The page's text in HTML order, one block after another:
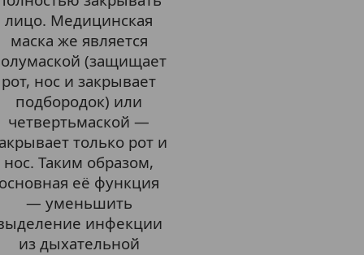
лицо. Медицинская
маска же является
(защищает
рот, нос и закрывает
подбородок) или
четвертьмаской —
только рот и
нос. Таким образом,
её функция
— уменьшить
инфекции
из дыхательной